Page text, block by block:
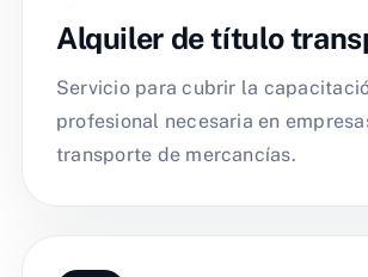
Alquiler de título
Servicio para cubrir la
profesional necesaria en
transporte de mercancías.